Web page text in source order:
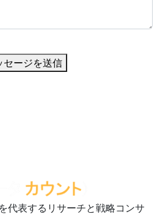
セージを送信
代表するリサーチと戦略コンサ